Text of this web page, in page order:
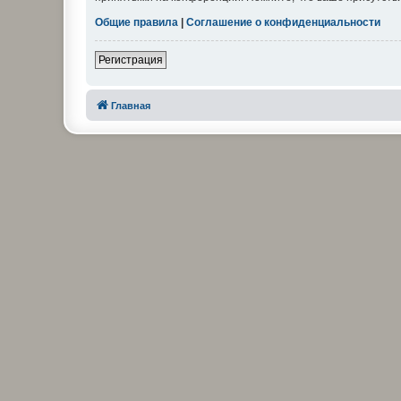
Общие правила | Соглашение о конфиденциальности
Регистрация
Главная